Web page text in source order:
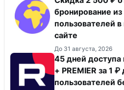
бронирование
пользователей
сайте
До 31 августа, 2026
45 дней доступа
+ PREMIER за 1
пользователей